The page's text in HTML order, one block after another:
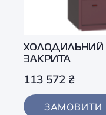
ХОЛОДИЛЬНИЙ
ЗАКРИТА
113 572 ₴
ЗАМОВИТИ